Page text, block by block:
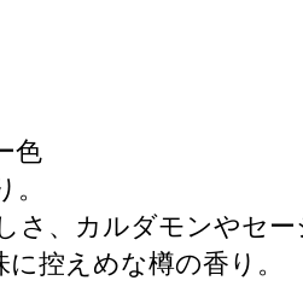
色
、カルダモンやセ
控えめな樽の香り。